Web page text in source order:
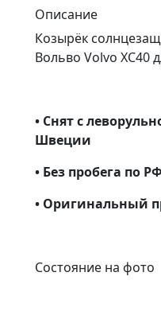
Описание
Козырёк
Вольво Volvo XC40
• Снят с
Швеции
• Без пробега по РФ
• Оригинальный
Состояние на фото